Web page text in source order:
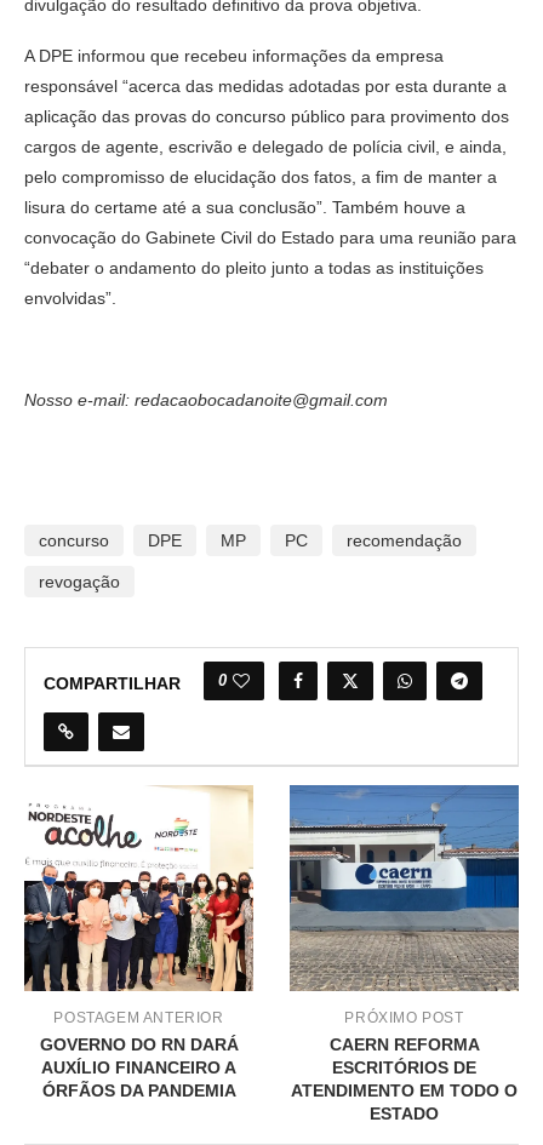
divulgação do resultado definitivo da prova objetiva.
A DPE informou que recebeu informações da empresa
responsável “acerca das medidas adotadas por esta durante a
aplicação das provas do concurso público para provimento dos
cargos de agente, escrivão e delegado de polícia civil, e ainda,
pelo compromisso de elucidação dos fatos, a fim de manter a
lisura do certame até a sua conclusão”. Também houve a
convocação do Gabinete Civil do Estado para uma reunião para
“debater o andamento do pleito junto a todas as instituições
envolvidas”.
Nosso e-mail: redacaobocadanoite@gmail.com
concurso DPE MP PC recomendação
revogação
COMPARTILHAR 0
POSTAGEM ANTERIOR
GOVERNO DO RN DARÁ
AUXÍLIO FINANCEIRO A
ÓRFÃOS DA PANDEMIA
PRÓXIMO POST
CAERN REFORMA
ESCRITÓRIOS DE
ATENDIMENTO EM TODO O
ESTADO